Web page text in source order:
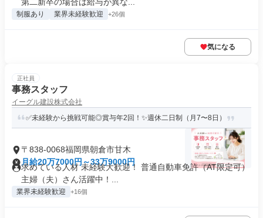
制服あり 業界未経験歓迎 +26個
気になる
正社員
事務スタッフ
イーグル建設株式会社
✅未経験から挑戦可能◎賞与年2回！✨週休二日制（月7〜8日）
〒838-0068福岡県朝倉市甘木
月給20万7000円～33万9000円
求めている人材 未経験大歓迎！ 普通自動車免許（AT限定可）
主婦（夫）さん活躍中！...
業界未経験歓迎 +16個